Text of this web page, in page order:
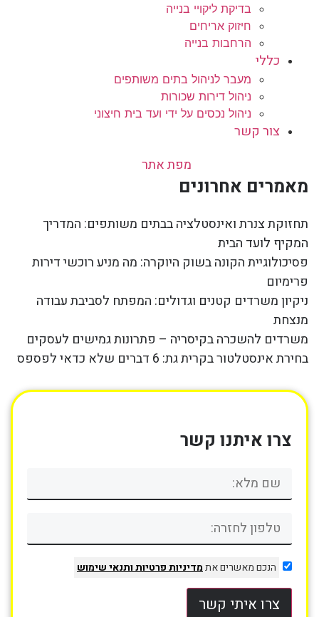
בדיקת ליקויי בנייה
חיזוק אריחים
הרחבות בנייה
כללי
מעבר לניהול בתים משותפים
ניהול דירות שכורות
ניהול נכסים על ידי ועד בית חיצוני
צור קשר
מפת אתר
מאמרים אחרונים
תחזוקת צנרת ואינסטלציה בבתים משותפים: המדריך
המקיף לועד הבית
פסיכולוגיית הקונה בשוק היוקרה: מה מניע רוכשי דירות
פרימיום
ניקיון משרדים קטנים וגדולים: המפתח לסביבת עבודה
מנצחת
משרדים להשכרה בקיסריה – פתרונות גמישים לעסקים
בחירת אינסטלטור בקרית גת: 6 דברים שלא כדאי לפספס
צרו איתנו קשר
הנכם מאשרים אתמדיניות פרטיותותנאי שימוש
צרו איתי קשר